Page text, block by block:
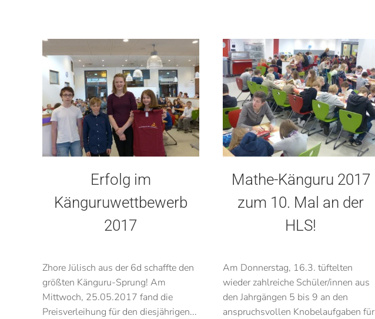
Erfolg im
Känguruwettbewerb
2017
Zhore Jülisch aus der 6d schaffte den
größten Känguru-Sprung! Am
Mittwoch, 25.05.2017 fand die
Preisverleihung für den diesjährigen...
Mathe-Känguru 2017
zum 10. Mal an der
HLS!
Am Donnerstag, 16.3. tüftelten
wieder zahlreiche Schüler/innen aus
den Jahrgängen 5 bis 9 an den
anspruchsvollen Knobelaufgaben für